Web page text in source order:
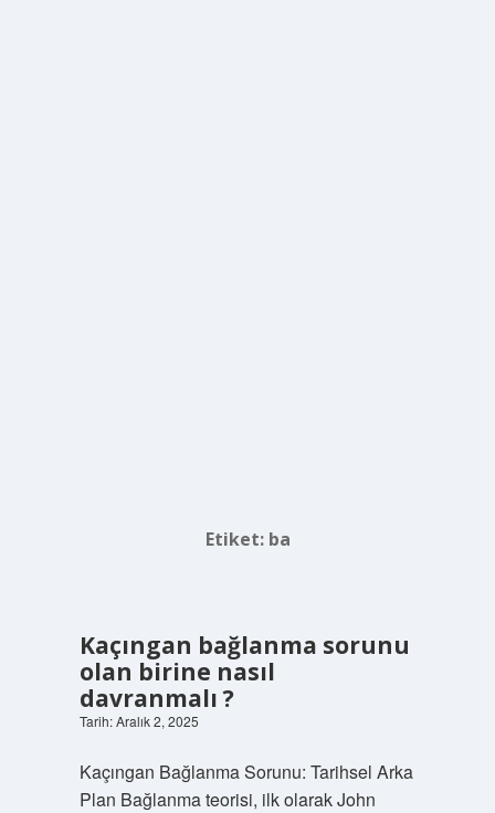
Etiket: ba
Kaçıngan bağlanma sorunu
olan birine nasıl
davranmalı ?
Tarih: Aralık 2, 2025
Kaçıngan Bağlanma Sorunu: Tarihsel Arka
Plan Bağlanma teorisi, ilk olarak John